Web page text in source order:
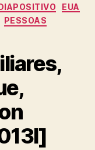
EUA
PESSOAS